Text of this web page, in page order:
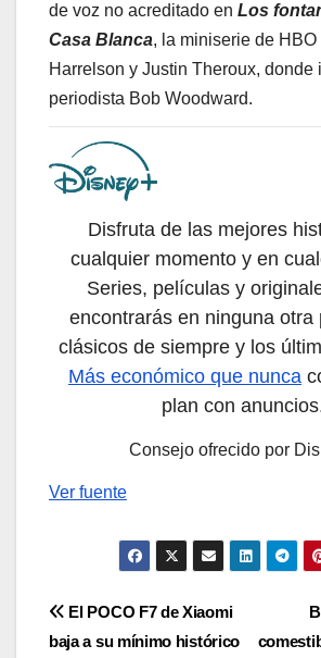
de voz no acreditado en Los
Casa Blanca, la miniserie de
Harrelson y Justin Theroux, donde
periodista Bob Woodward.
Disfruta de las mejores
cualquier momento y en
Series, películas y
encontrarás en ninguna otra
clásicos de siempre y los
Más económico que nunca
plan con
Consejo ofrecido por
Ver fuente
Navegación
El POCO F7 de Xiaomi
baja a su mínimo histórico